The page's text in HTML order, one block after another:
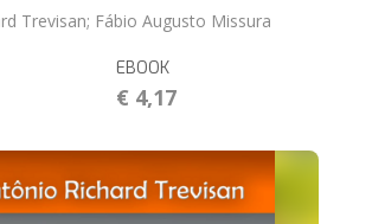
Trevisan; Fábio Augusto Missura
EBOOK
€ 4,17